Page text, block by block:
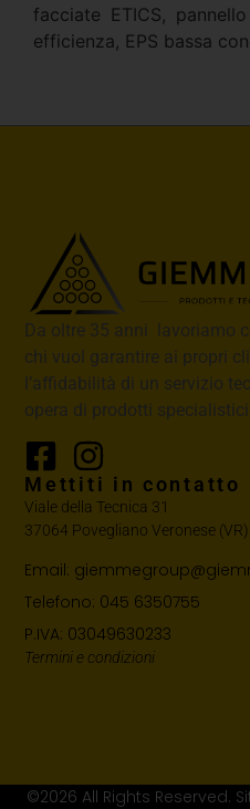
facciate ETICS,
efficienza, EPS bassa
Da oltre 35 anni lavoriamo
chi vuol garantire ai propri
l’affidabilità di un servizio
opera di prodotti specialistici
Mettiti in contatto
Viale della Tecnica 31
37064 Povegliano Veronese (VR)
Email:
Telefono: 045 6350755
P.IVA: 03049630233
Termini e condizioni
©2026 All Rights Reserved.